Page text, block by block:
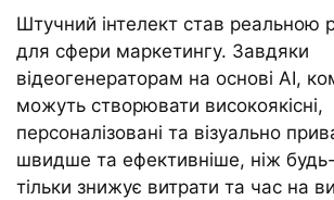
Штучний інтелект став реальною
для сфери маркетингу. Завдяки
відеогенераторам на основі AI,
можуть створювати високоякісні,
персоналізовані та візуально
швидше та ефективніше, ніж
тільки знижує витрати та час на